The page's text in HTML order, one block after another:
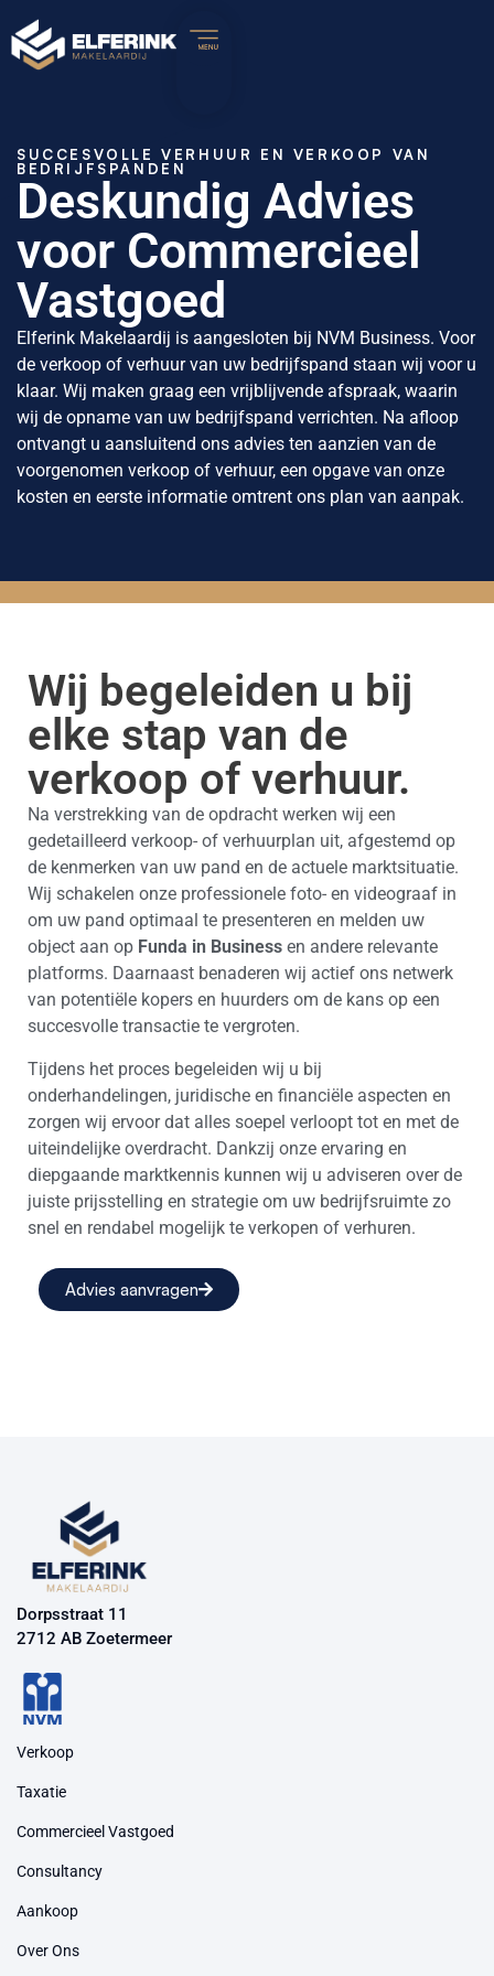
SUCCESVOLLE VERHUUR EN VERKOOP VAN
BEDRIJFSPANDEN
Deskundig Advies
voor Commercieel
Vastgoed
Elferink Makelaardij is aangesloten bij NVM Business. Voor
de verkoop of verhuur van uw bedrijfspand staan wij voor u
klaar. Wij maken graag een vrijblijvende afspraak, waarin
wij de opname van uw bedrijfspand verrichten. Na afloop
ontvangt u aansluitend ons advies ten aanzien van de
voorgenomen verkoop of verhuur, een opgave van onze
kosten en eerste informatie omtrent ons plan van aanpak.
Wij begeleiden u bij
elke stap van de
verkoop of verhuur.
Na verstrekking van de opdracht werken wij een
gedetailleerd verkoop- of verhuurplan uit, afgestemd op
de kenmerken van uw pand en de actuele marktsituatie.
Wij schakelen onze professionele foto- en videograaf in
om uw pand optimaal te presenteren en melden uw
object aan op Funda in Business en andere relevante
platforms. Daarnaast benaderen wij actief ons netwerk
van potentiële kopers en huurders om de kans op een
succesvolle transactie te vergroten.
Tijdens het proces begeleiden wij u bij
onderhandelingen, juridische en financiële aspecten en
zorgen wij ervoor dat alles soepel verloopt tot en met de
uiteindelijke overdracht. Dankzij onze ervaring en
diepgaande marktkennis kunnen wij u adviseren over de
juiste prijsstelling en strategie om uw bedrijfsruimte zo
snel en rendabel mogelijk te verkopen of verhuren.
Advies aanvragen
Dorpsstraat 11
2712 AB Zoetermeer
Verkoop
Taxatie
Commercieel Vastgoed
Consultancy
Aankoop
Over Ons